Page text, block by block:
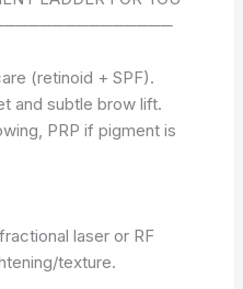
(retinoid + SPF).
and subtle brow lift.
PRP if pigment is
laser or RF
texture.